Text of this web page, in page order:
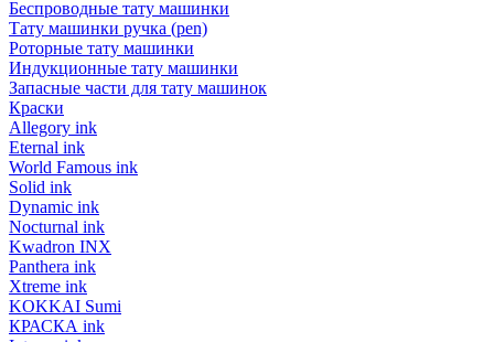
Беспроводные тату машинки
Тату машинки ручка (pen)
Роторные тату машинки
Индукционные тату машинки
Запасные части для тату машинок
Краски
Allegory ink
Eternal ink
World Famous ink
Solid ink
Dynamic ink
Nocturnal ink
Kwadron INX
Panthera ink
Xtreme ink
KOKKAI Sumi
КРАСКА ink